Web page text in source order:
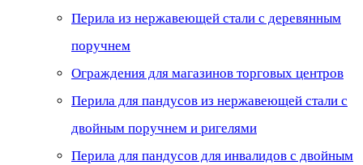
Перила из нержавеющей стали с деревянным
поручнем
Ограждения для магазинов торговых центров
Перила для пандусов из нержавеющей стали с
двойным поручнем и ригелями
Перила для пандусов для инвалидов с двойным